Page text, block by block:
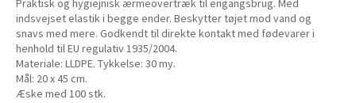
Praktisk og hygiejnisk ærmeovertræk til engangsbrug. Med
indsvejset elastik i begge ender. Beskytter tøjet mod vand og
snavs med mere. Godkendt til direkte kontakt med fødevarer i
henhold til EU regulativ 1935/2004.
Materiale: LLDPE. Tykkelse: 30 my.
Mål: 20 x 45 cm.
Æske med 100 stk.